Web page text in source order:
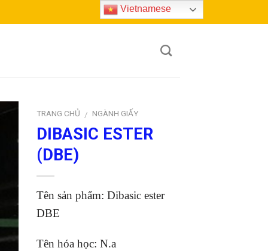
TRANG CHỦ / NGÀNH GIẤY
DIBASIC ESTER
(DBE)
Tên sản phẩm: Dibasic ester
DBE
Tên hóa học: N.a
Vietnamese